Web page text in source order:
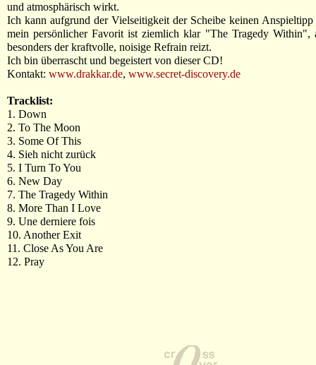
und atmosphärisch wirkt.
Ich kann aufgrund der Vielseitigkeit der Scheibe keinen Anspieltipp
mein persönlicher Favorit ist ziemlich klar "The Tragedy Within",
besonders der kraftvolle, noisige Refrain reizt.
Ich bin überrascht und begeistert von dieser CD!
Kontakt: www.drakkar.de, www.secret-discovery.de
Tracklist:
1. Down
2. To The Moon
3. Some Of This
4. Sieh nicht zurück
5. I Turn To You
6. New Day
7. The Tragedy Within
8. More Than I Love
9. Une derniere fois
10. Another Exit
11. Close As You Are
12. Pray